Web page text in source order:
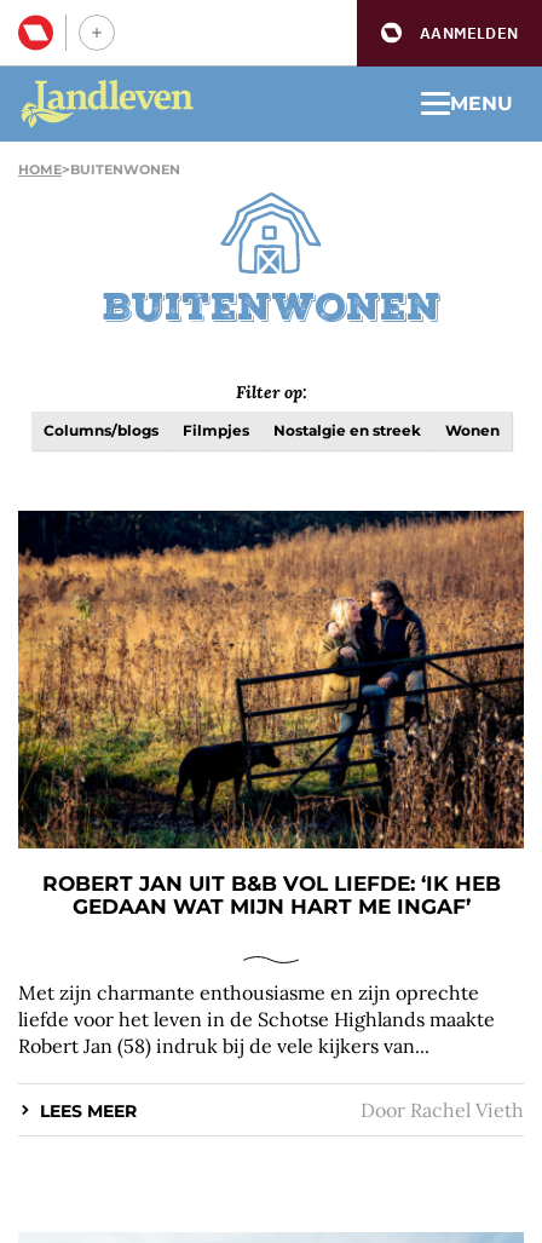
AANMELDEN
MENU
HOME>BUITENWONEN
Buitenwonen
Filter op:
Columns/blogs Filmpjes Nostalgie en streek Wonen
ROBERT JAN UIT B&B VOL LIEFDE: ‘IK HEB
GEDAAN WAT MIJN HART ME INGAF’
Met zijn charmante enthousiasme en zijn oprechte
liefde voor het leven in de Schotse Highlands maakte
Robert Jan (58) indruk bij de vele kijkers van...
LEES MEER Door Rachel Vieth